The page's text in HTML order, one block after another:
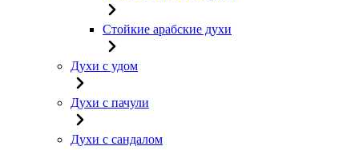
Стойкие арабские духи
Духи с удом
Духи с пачули
Духи с сандалом